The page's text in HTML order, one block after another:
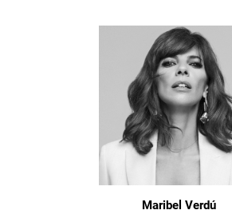
Maribel Verdú